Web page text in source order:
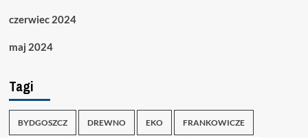
czerwiec 2024
maj 2024
Tagi
BYDGOSZCZ DREWNO EKO FRANKOWICZE